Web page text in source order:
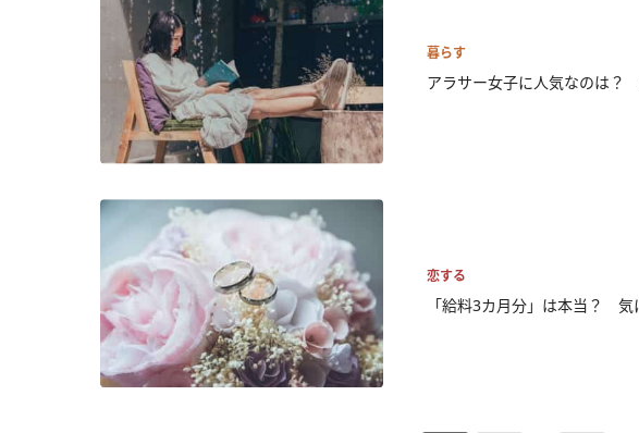
暮らす
アラサー女子に人気なのは？
恋する
「給料3カ月分」は本当？